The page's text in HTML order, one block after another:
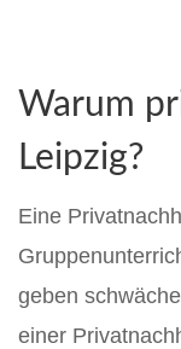
Warum
Leipzig?
Eine
geben
einer